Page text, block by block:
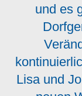
und es
Lisa und